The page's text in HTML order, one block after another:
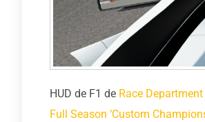
HUD de F1 de Race Department
Full Season ‘Custom